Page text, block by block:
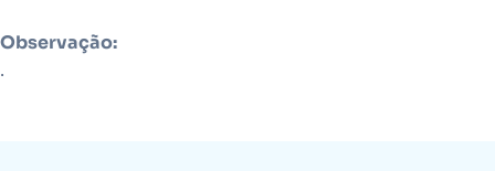
Observação:
.